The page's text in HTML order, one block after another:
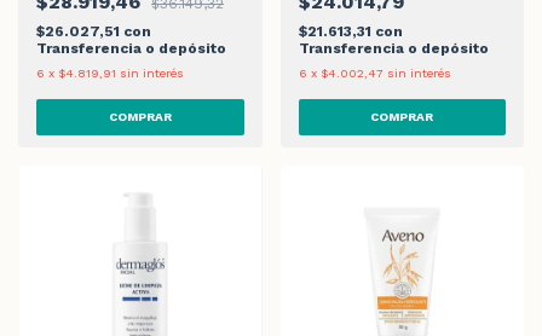
$26.027,51 con
Transferencia o depósito
6 x $4.819,91 sin interés
$21.613,31 con
Transferencia o depósito
6 x $4.002,47 sin interés